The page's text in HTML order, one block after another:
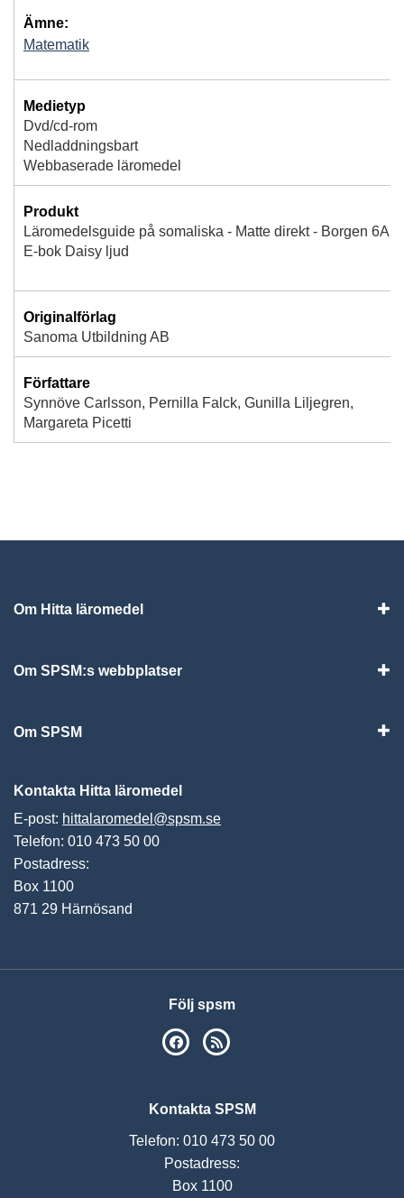
Ämne:
Matematik
Medietyp
Dvd/cd-rom
Nedladdningsbart
Webbaserade läromedel
Produkt
Läromedelsguide på somaliska - Matte direkt - Borgen 6A
E-bok Daisy ljud
Originalförlag
Sanoma Utbildning AB
Författare
Synnöve Carlsson, Pernilla Falck, Gunilla Liljegren,
Margareta Picetti
Om Hitta läromedel
Om SPSM:s webbplatser
Om SPSM
Kontakta Hitta läromedel
E-post: hittalaromedel@spsm.se
Telefon: 010 473 50 00
Postadress:
Box 1100
871 29 Härnösand
Följ spsm
SPSM på Facebook
Kontakta SPSM
Telefon: 010 473 50 00
Postadress:
Box 1100